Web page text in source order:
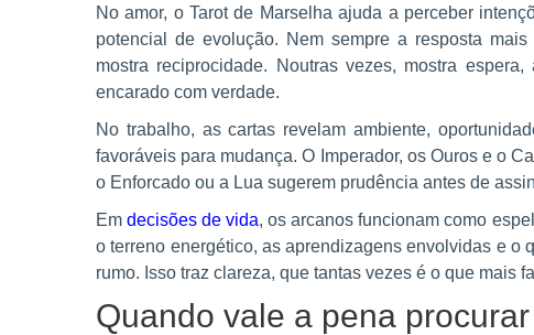
No amor, o Tarot de Marselha ajuda a perceber
potencial de evolução. Nem sempre a resposta
mostra reciprocidade. Noutras vezes, mostra
encarado com verdade.
No trabalho, as cartas revelam ambiente,
favoráveis para mudança. O Imperador, os Ouros e o
o Enforcado ou a Lua sugerem prudência antes de
Emdecisões de vida, os arcanos funcionam como
o terreno energético, as aprendizagens envolvidas e o
rumo. Isso traz clareza, que tantas vezes é o que mais
Quando vale a pena